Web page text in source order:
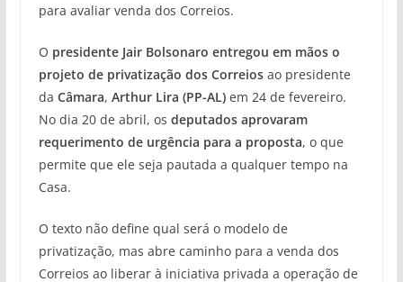
para avaliar venda dos Correios.
O presidente Jair Bolsonaro entregou em mãos o
projeto de privatização dos Correiosao presidente
da Câmara, Arthur Lira (PP-AL)em 24 de fevereiro.
No dia 20 de abril, os deputados aprovaram
requerimento de urgência para a proposta, o que
permite que ele seja pautada a qualquer tempo na
Casa.
O texto não define qual será o modelo de
privatização, mas abre caminho para a venda dos
Correios ao liberar à iniciativa privada a operação de